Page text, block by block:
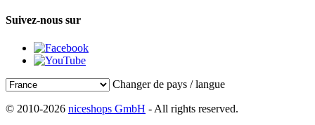
Suivez-nous sur
Changer de pays / langue
© 2010-2026 niceshops GmbH - All rights reserved.